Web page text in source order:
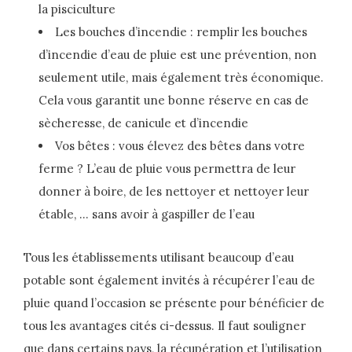
la pisciculture
Les bouches d’incendie : remplir les bouches
d’incendie d’eau de pluie est une prévention, non
seulement utile, mais également très économique.
Cela vous garantit une bonne réserve en cas de
sècheresse, de canicule et d’incendie
Vos bêtes : vous élevez des bêtes dans votre
ferme ? L’eau de pluie vous permettra de leur
donner à boire, de les nettoyer et nettoyer leur
étable, … sans avoir à gaspiller de l’eau
Tous les établissements utilisant beaucoup d’eau
potable sont également invités à récupérer l’eau de
pluie quand l’occasion se présente pour bénéficier de
tous les avantages cités ci-dessus. Il faut souligner
que dans certains pays, la récupération et l’utilisation